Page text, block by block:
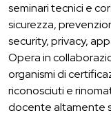
seminari tecnici e
sicurezza,
security, privacy,
Opera in
organismi di
riconosciuti e
docente altamente